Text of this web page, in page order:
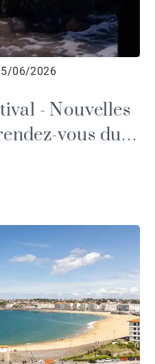
06/2026
- Nouvelles
vous du